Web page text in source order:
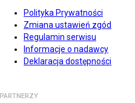
Polityka Prywatności
Zmiana ustawień zgód
Regulamin serwisu
Informacje o nadawcy
Deklaracja dostępności
PARTNERZY